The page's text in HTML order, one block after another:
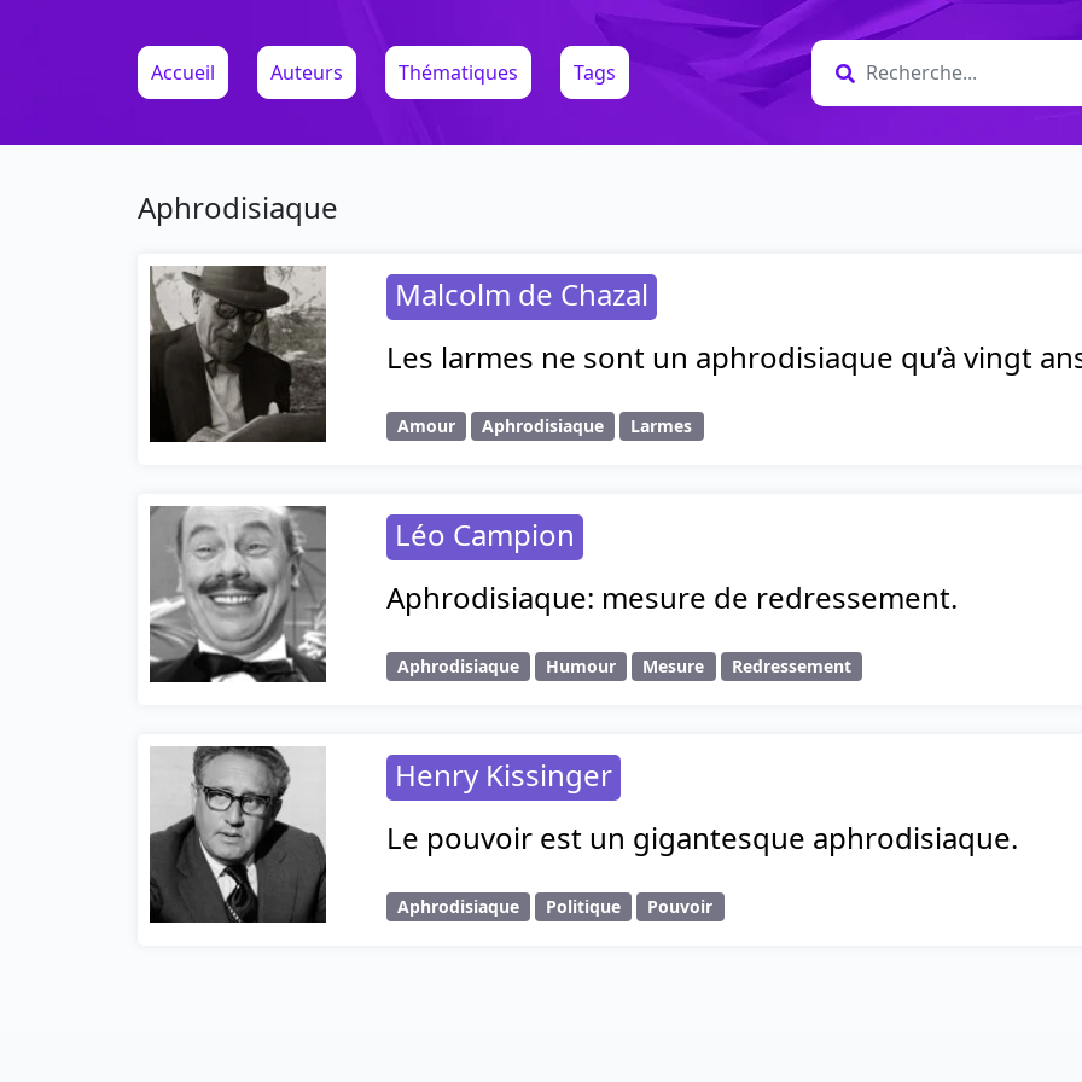
Accueil Auteurs Thématiques Tags
Aphrodisiaque
Malcolm de Chazal
Les larmes ne sont un aphrodisiaque qu’à vingt
Amour Aphrodisiaque Larmes
Léo Campion
Aphrodisiaque: mesure de redressement.
Aphrodisiaque Humour Mesure Redressement
Henry Kissinger
Le pouvoir est un gigantesque aphrodisiaque.
Aphrodisiaque Politique Pouvoir